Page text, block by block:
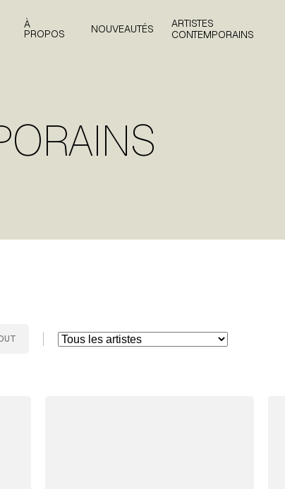
À
PROPOS NOUVEAUTÉS
ARTISTES
CONTEMPORAINS